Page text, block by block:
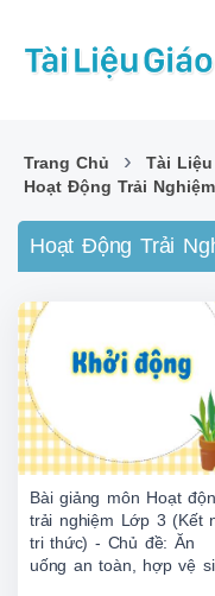
Trang Chủ › Tài
Hoạt Động Trải
Hoạt Động Trải
Bài giảng môn Hoạt
trải nghiệm Lớp 3 (Kết
tri thức) - Chủ đề: Ăn
uống an toàn, hợp vệ